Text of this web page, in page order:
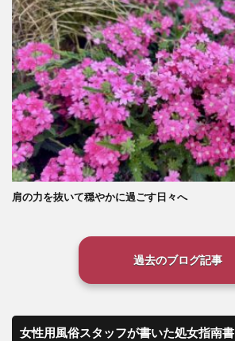
肩の力を抜いて穏やかに過ごす日々へ
過去のブログ記事
女性用風俗スタッフが書いた処女指南書